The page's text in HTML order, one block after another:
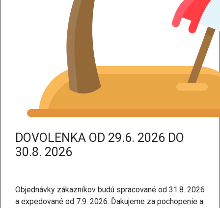
Dodáváme aj na Slovensko! Platcom
DPH dodáme tovar bez DPH.
Osobné a SUV
Landsail QIRIN 990 TL 195/60
R15 88H
DOVOLENKA OD 29.6. 2026 DO
30.8. 2026
Objednávky zákazníkov budú spracované od 31.8. 2026
a expedované od 7.9. 2026. Ďakujeme za pochopenie a